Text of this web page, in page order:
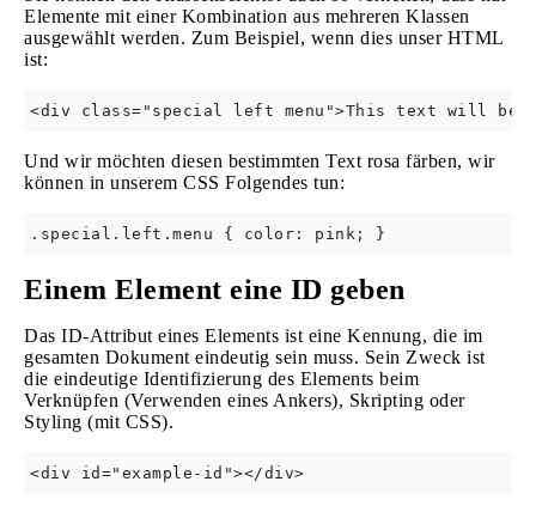
Elemente mit einer Kombination aus mehreren Klassen
ausgewählt werden. Zum Beispiel, wenn dies unser HTML
ist:
Und wir möchten diesen bestimmten Text rosa färben, wir
können in unserem CSS Folgendes tun:
Einem Element eine ID geben
Das ID-Attribut eines Elements ist eine Kennung, die im
gesamten Dokument eindeutig sein muss. Sein Zweck ist
die eindeutige Identifizierung des Elements beim
Verknüpfen (Verwenden eines Ankers), Skripting oder
Styling (mit CSS).